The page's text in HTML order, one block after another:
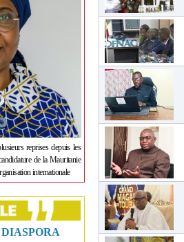
reprises depuis les
de la Mauritanie
internationale